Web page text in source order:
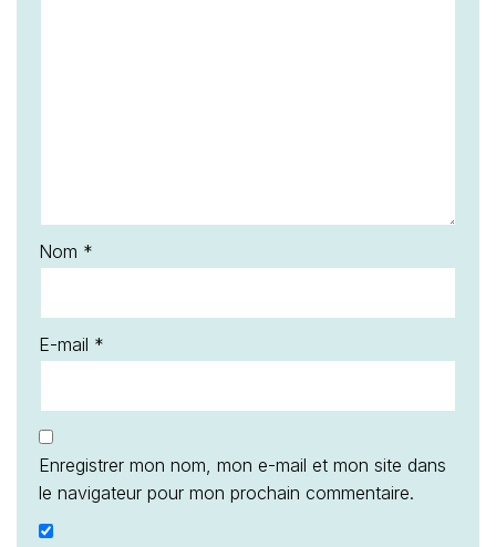
Nom *
E-mail *
Enregistrer mon nom, mon e-mail et mon site dans
le navigateur pour mon prochain commentaire.